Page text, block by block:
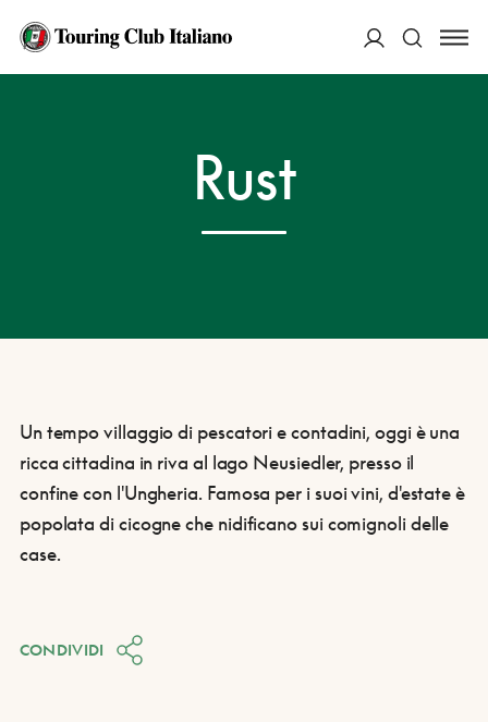
HOME
Rust
Un tempo villaggio di pescatori e contadini, oggi è una
ricca cittadina in riva al lago Neusiedler, presso il
confine con l'Ungheria. Famosa per i suoi vini, d'estate è
popolata di cicogne che nidificano sui comignoli delle
case.
CONDIVIDI